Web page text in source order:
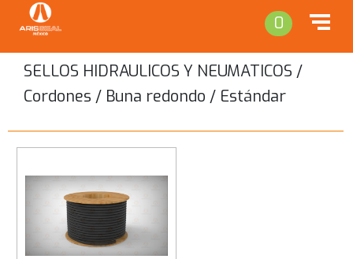
0
SELLOS HIDRAULICOS Y NEUMATICOS /
Cordones / Buna redondo / Estándar